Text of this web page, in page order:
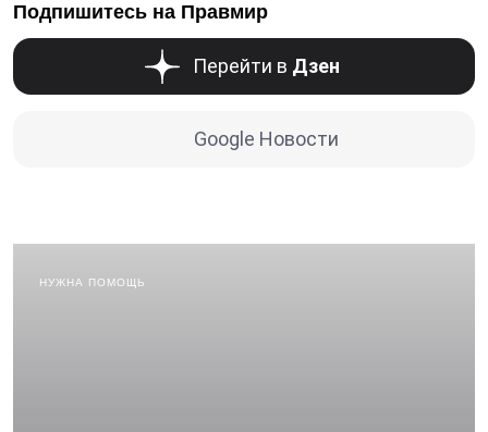
Подпишитесь на Правмир
Перейти в Дзен
Google Новости
НУЖНА ПОМОЩЬ